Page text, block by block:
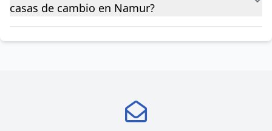
casas de cambio en Namur?